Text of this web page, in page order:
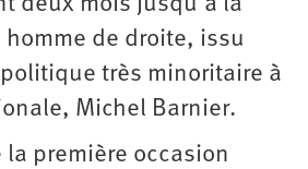
de droite, issu
très minoritaire à
Michel Barnier.
la première occasion